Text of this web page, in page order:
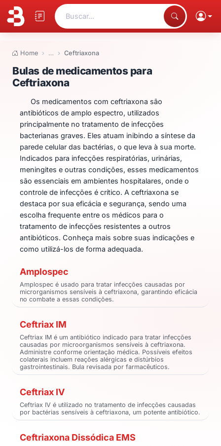
Buscar...
Home … Ceftriaxona
Bulas de medicamentos para
Bulas de medicamentos para
Ceftriaxona
Os medicamentos com ceftriaxona são
antibióticos de amplo espectro, utilizados
principalmente no tratamento de infecções
bacterianas graves. Eles atuam inibindo a síntese da
parede celular das bactérias, o que leva à sua morte.
Indicados para infecções respiratórias, urinárias,
meningites e outras condições, esses medicamentos
são essenciais em ambientes hospitalares, onde o
controle de infecções é crítico. A ceftriaxona se
destaca por sua eficácia e segurança, sendo uma
escolha frequente entre os médicos para o
tratamento de infecções resistentes a outros
antibióticos. Conheça mais sobre suas indicações e
como utilizá-los de forma adequada.
Amplospec
Amplospec é usado para tratar infecções causadas por
microrganismos sensíveis à ceftriaxona, garantindo eficácia
no combate a essas condições.
Ceftriax IM
Ceftriax IM é um antibiótico indicado para tratar infecções
causadas por microorganismos sensíveis à ceftriaxona.
Administre conforme orientação médica. Possíveis efeitos
colaterais incluem reações alérgicas e distúrbios
gastrointestinais. Bula revisada por farmacêuticos.
Ceftriax IV
Ceftriax IV é utilizado no tratamento de infecções causadas
por bactérias sensíveis à ceftriaxona, um potente antibiótico.
Ceftriaxona Dissódica EMS